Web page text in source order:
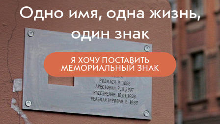
Одно имя, одна жизнь,
один знак
Я ХОЧУ ПОСТАВИТЬ
МЕМОРИАЛЬНЫЙ ЗНАК